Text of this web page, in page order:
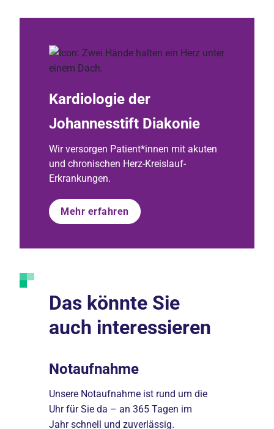
Kardiologie der
Johannesstift Diakonie
Wir versorgen Patient*innen mit akuten
und chronischen Herz-Kreislauf-
Erkrankungen.
Mehr erfahren
Das könnte Sie
auch interessieren
Notaufnahme
Unsere Notaufnahme ist rund um die
Uhr für Sie da – an 365 Tagen im
Jahr schnell und zuverlässig.